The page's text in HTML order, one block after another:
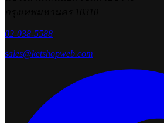
02-038-5588
sales@ketshopweb.com